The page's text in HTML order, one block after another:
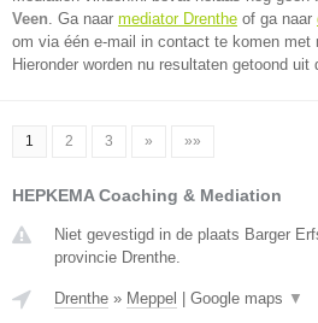
Veen. Ga naar mediator Drenthe of ga naar
om via één e-mail in contact te komen met
Hieronder worden nu resultaten getoond uit
1 2 3 » »»
HEPKEMA Coaching & Mediation
Niet gevestigd in de plaats Barger
provincie Drenthe.
Drenthe » Meppel Google maps ▼